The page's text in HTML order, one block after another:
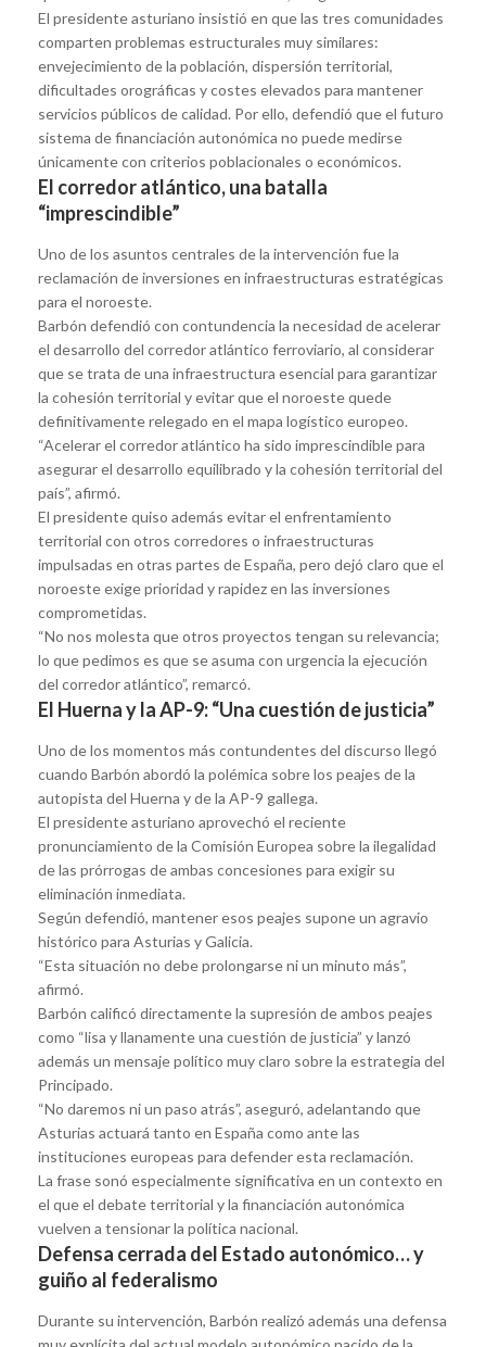
El presidente asturiano insistió en que las tres comunidades
comparten problemas estructurales muy similares:
envejecimiento de la población, dispersión territorial,
dificultades orográficas y costes elevados para mantener
servicios públicos de calidad. Por ello, defendió que el futuro
sistema de financiación autonómica no puede medirse
únicamente con criterios poblacionales o económicos.
El corredor atlántico, una batalla
“imprescindible”
Uno de los asuntos centrales de la intervención fue la
reclamación de inversiones en infraestructuras estratégicas
para el noroeste.
Barbón defendió con contundencia la necesidad de acelerar
el desarrollo del corredor atlántico ferroviario, al considerar
que se trata de una infraestructura esencial para garantizar
la cohesión territorial y evitar que el noroeste quede
definitivamente relegado en el mapa logístico europeo.
“Acelerar el corredor atlántico ha sido imprescindible para
asegurar el desarrollo equilibrado y la cohesión territorial del
país”, afirmó.
El presidente quiso además evitar el enfrentamiento
territorial con otros corredores o infraestructuras
impulsadas en otras partes de España, pero dejó claro que el
noroeste exige prioridad y rapidez en las inversiones
comprometidas.
“No nos molesta que otros proyectos tengan su relevancia;
lo que pedimos es que se asuma con urgencia la ejecución
del corredor atlántico”, remarcó.
El Huerna y la AP-9: “Una cuestión de justicia”
Uno de los momentos más contundentes del discurso llegó
cuando Barbón abordó la polémica sobre los peajes de la
autopista del Huerna y de la AP-9 gallega.
El presidente asturiano aprovechó el reciente
pronunciamiento de la Comisión Europea sobre la ilegalidad
de las prórrogas de ambas concesiones para exigir su
eliminación inmediata.
Según defendió, mantener esos peajes supone un agravio
histórico para Asturias y Galicia.
“Esta situación no debe prolongarse ni un minuto más”,
afirmó.
Barbón calificó directamente la supresión de ambos peajes
como “lisa y llanamente una cuestión de justicia” y lanzó
además un mensaje político muy claro sobre la estrategia del
Principado.
“No daremos ni un paso atrás”, aseguró, adelantando que
Asturias actuará tanto en España como ante las
instituciones europeas para defender esta reclamación.
La frase sonó especialmente significativa en un contexto en
el que el debate territorial y la financiación autonómica
vuelven a tensionar la política nacional.
Defensa cerrada del Estado autonómico… y
guiño al federalismo
Durante su intervención, Barbón realizó además una defensa